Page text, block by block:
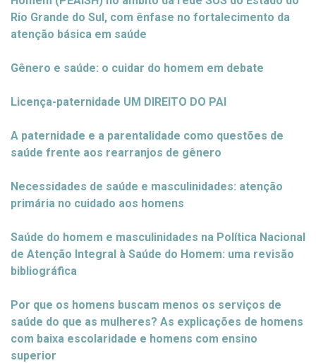
Rio Grande do Sul, com ênfase no fortalecimento da
atenção básica em saúde
Gênero e saúde: o cuidar do homem em debate
Licença-paternidade UM DIREITO DO PAI
A paternidade e a parentalidade como questões de
saúde frente aos rearranjos de gênero
Necessidades de saúde e masculinidades: atenção
primária no cuidado aos homens
Saúde do homem e masculinidades na Política Nacional
de Atenção Integral à Saúde do Homem: uma revisão
bibliográfica
Por que os homens buscam menos os serviços de
saúde do que as mulheres? As explicações de homens
com baixa escolaridade e homens com ensino
superior